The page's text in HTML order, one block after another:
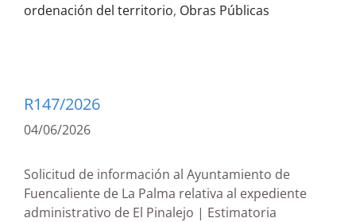
ordenación del territorio, Obras Públicas
R147/2026
04/06/2026
Solicitud de información al Ayuntamiento de
Fuencaliente de La Palma relativa al expediente
administrativo de El Pinalejo | Estimatoria